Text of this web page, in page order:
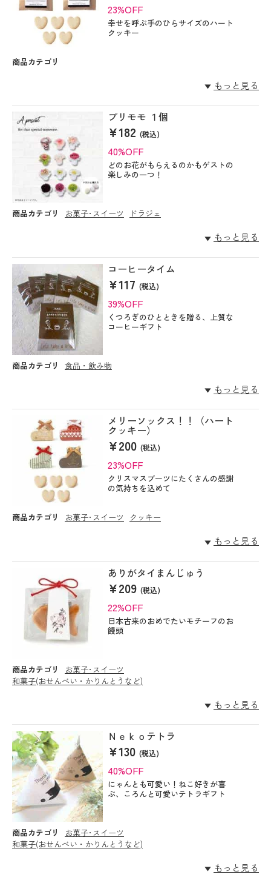
23%OFF
幸せを呼ぶ手のひらサイズのハート
クッキー
商品カテゴリ
もっと見る
プリモモ １個
¥182(税込)
40%OFF
どのお花がもらえるのかもゲストの
楽しみの一つ！
商品カテゴリ お菓子･スイーツ ドラジェ
もっと見る
コーヒータイム
¥117(税込)
39%OFF
くつろぎのひとときを贈る、上質な
コーヒーギフト
商品カテゴリ 食品・飲み物
もっと見る
メリーソックス！！（ハート
クッキー）
¥200(税込)
23%OFF
クリスマスブーツにたくさんの感謝
の気持ちを込めて
商品カテゴリ お菓子･スイーツ クッキー
もっと見る
ありがタイまんじゅう
¥209(税込)
22%OFF
日本古来のおめでたいモチーフのお
饅頭
商品カテゴリ
お菓子･スイーツ
和菓子(おせんべい・かりんとうなど)
もっと見る
Ｎｅｋｏテトラ
¥130(税込)
40%OFF
にゃんとも可愛い！ねこ好きが喜
ぶ、ころんと可愛いテトラギフト
商品カテゴリ
お菓子･スイーツ
和菓子(おせんべい・かりんとうなど)
もっと見る